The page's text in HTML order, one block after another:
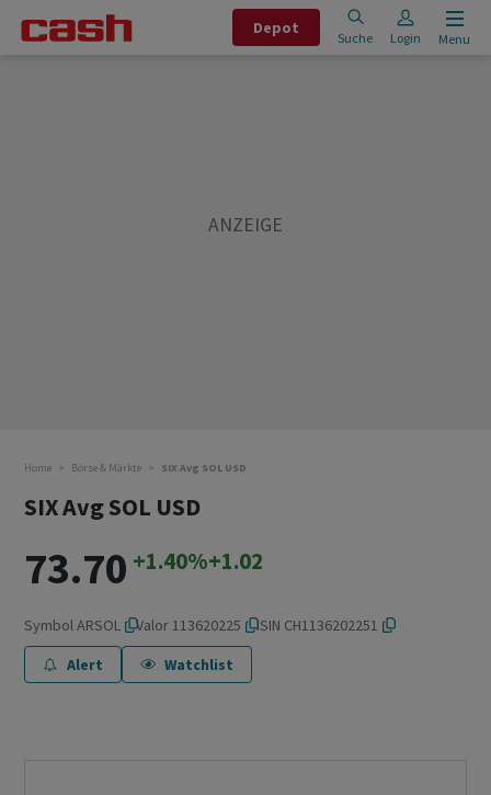
Depot
Suche Login Menu
Home Börse & Märkte SIX Avg SOL USD
SIX Avg SOL USD
73.70 +1.40%+1.02
SymbolARSOL Valor 113620225 ISIN CH1136202251
Alert
Watchlist